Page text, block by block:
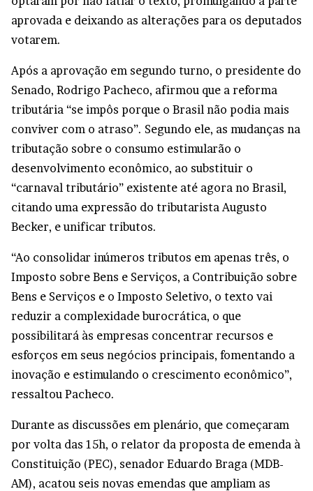
aprovada e deixando as alterações para os deputados
votarem.
Após a aprovação em segundo turno, o presidente do
Senado, Rodrigo Pacheco, afirmou que a reforma
tributária “se impôs porque o Brasil não podia mais
conviver com o atraso”. Segundo ele, as mudanças na
tributação sobre o consumo estimularão o
desenvolvimento econômico, ao substituir o
“carnaval tributário” existente até agora no Brasil,
citando uma expressão do tributarista Augusto
Becker, e unificar tributos.
“Ao consolidar inúmeros tributos em apenas três, o
Imposto sobre Bens e Serviços, a Contribuição sobre
Bens e Serviços e o Imposto Seletivo, o texto vai
reduzir a complexidade burocrática, o que
possibilitará às empresas concentrar recursos e
esforços em seus negócios principais, fomentando a
inovação e estimulando o crescimento econômico”,
ressaltou Pacheco.
Durante as discussões em plenário, que começaram
por volta das 15h, o relator da proposta de emenda à
Constituição (PEC), senador Eduardo Braga (MDB-
AM), acatou seis novas emendas que ampliam as